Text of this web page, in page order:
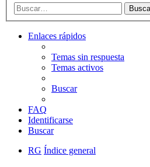
Enlaces rápidos
Temas sin respuesta
Temas activos
Buscar
FAQ
Identificarse
Buscar
RG Índice general